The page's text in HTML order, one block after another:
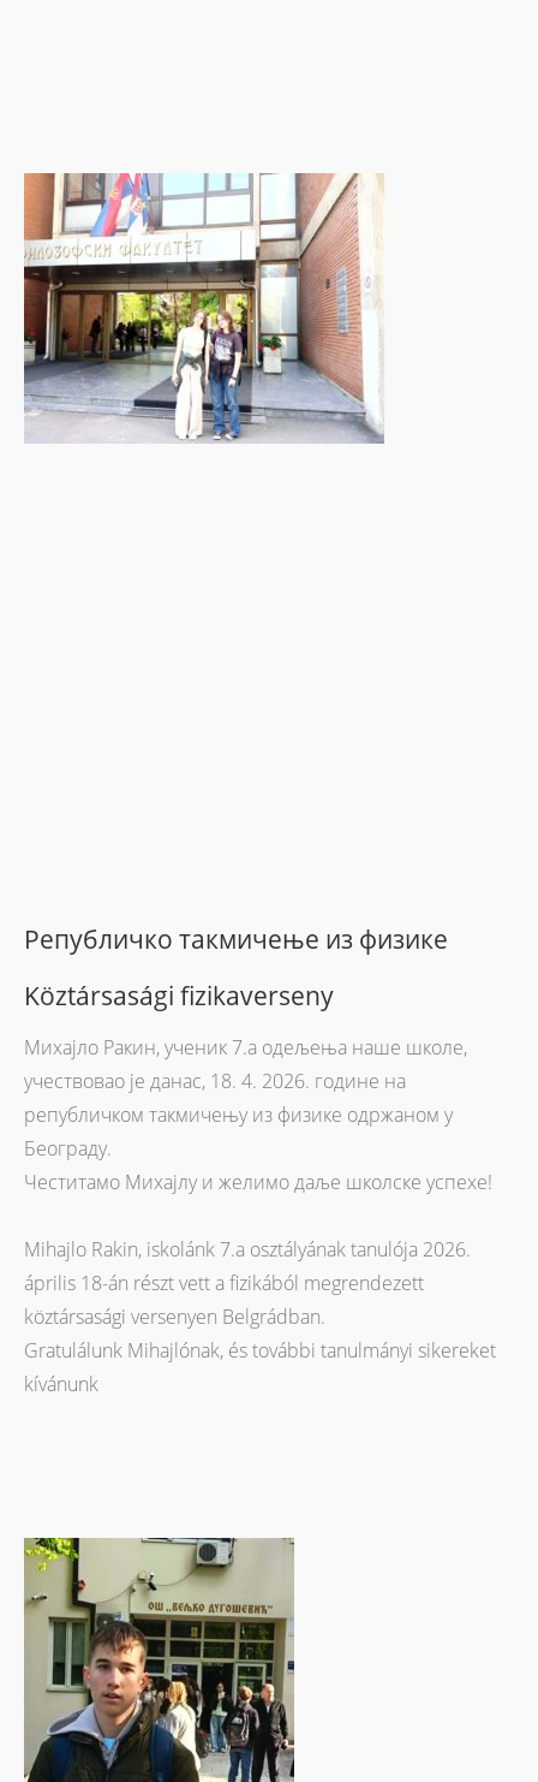
Pепубличко такмичењe из физике
Köztársasági fizikaverseny
Михајло Ракин, ученик 7.а одељења наше школе,
учествовао је данас, 18. 4. 2026. године на
републичком такмичењу из физике одржаном у
Београду.
Честитамо Михајлу и желимо даље школске успехе!
Mihajlo Rakin, iskolánk 7.a osztályának tanulója 2026.
április 18-án részt vett a fizikából megrendezett
köztársasági versenyen Belgrádban.
Gratulálunk Mihajlónak, és további tanulmányi sikereket
kívánunk